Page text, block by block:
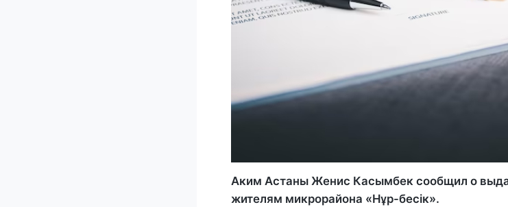
Аким Астаны Женис Касымбек сообщил о
жителям микрорайона «Нұр-бесік».